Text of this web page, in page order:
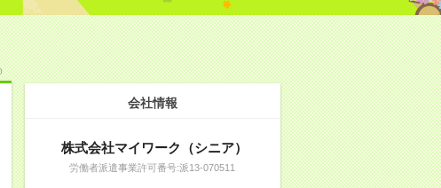
会社情報
株式会社マイワーク（シニア）
労働者派遣事業許可番号:派13-070511